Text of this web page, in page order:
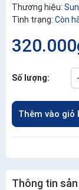
Thương hiệu:
Tình trạng: Còn
Số lượng: -
Thêm vào giỏ
Thông tin